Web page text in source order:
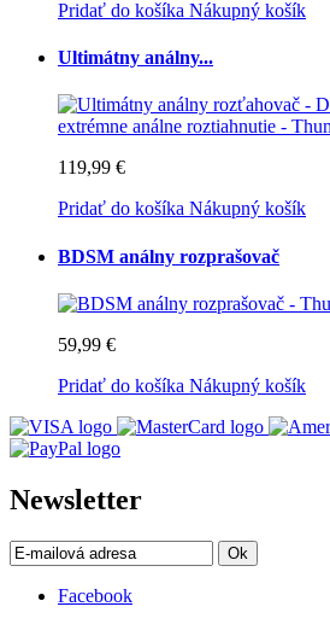
Pridať do košíka Nákupný košík
Ultimátny análny...
119,99 €
Pridať do košíka Nákupný košík
BDSM análny rozprašovač
59,99 €
Pridať do košíka Nákupný košík
Newsletter
Ok
Facebook